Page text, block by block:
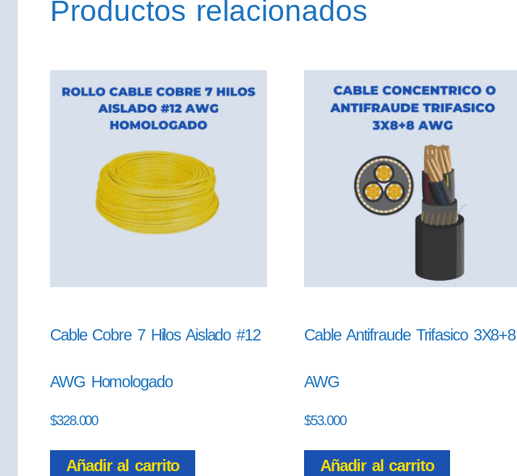
Productos relacionados
Cable Cobre 7 Hilos Aislado #12
AWG Homologado
$328.000
Añadir al carrito
Cable Antifraude Trifasico 3X8+8
AWG
$53.000
Añadir al carrito